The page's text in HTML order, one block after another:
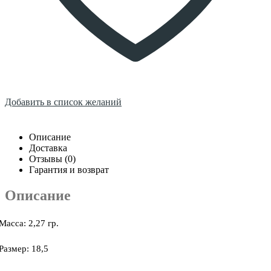
Добавить в список желаний
Описание
Доставка
Отзывы (0)
Гарантия и возврат
Описание
2,27 гр.
18,5